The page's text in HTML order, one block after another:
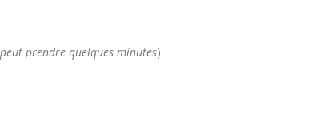
prendre quelques minutes)